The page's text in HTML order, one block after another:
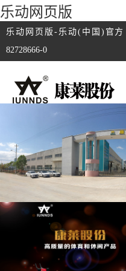
乐动网页版
乐动网页版-乐动(中国)官方
82728666-0